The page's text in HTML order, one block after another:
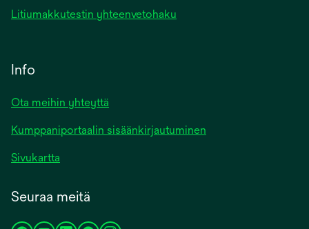
Litiumakkutestin yhteenvetohaku
Info
Ota meihin yhteyttä
Kumppaniportaalin sisäänkirjautuminen
Sivukartta
Seuraa meitä